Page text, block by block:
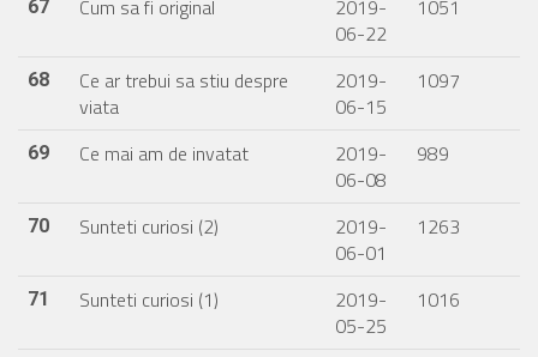
67 Cum sa fi original
2019-
06-22
1051
68
Ce ar trebui sa stiu despre
viata
2019-
06-15
1097
69 Ce mai am de invatat
2019-
06-08
989
70 Sunteti curiosi (2)
2019-
06-01
1263
71 Sunteti curiosi (1)
2019-
05-25
1016